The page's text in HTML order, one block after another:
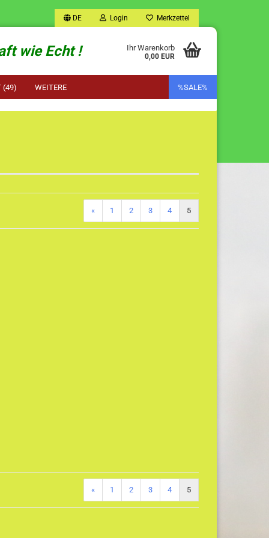
DE Login Merkzettel
wie Echt ! Ihr Warenkorb
0,00 EUR
(49) %SALE%
WEITERE
« 1 2 3 4 5
« 1 2 3 4 5